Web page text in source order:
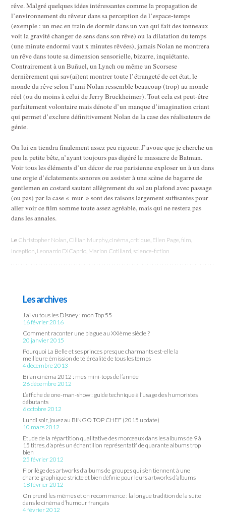
rêve. Malgré quelques idées intéressantes comme la propagation de
l’environnement du rêveur dans sa perception de l’espace-temps
(exemple : un mec en train de dormir dans un van qui fait des tonneaux
voit la gravité changer de sens dans son rêve) ou la dilatation du temps
(une minute endormi vaut x minutes rêvées), jamais Nolan ne montrera
un rêve dans toute sa dimension sensorielle, bizarre, inquiétante.
Contrairement à un Buñuel, un Lynch ou même un Scorsese
dernièrement qui sav(ai)ent montrer toute l’étrangeté de cet état, le
monde du rêve selon l’ami Nolan ressemble beaucoup (trop) au monde
réel (ou du moins à celui de Jerry Bruckheimer). Tout cela est peut-être
parfaitement volontaire mais dénote d’un manque d’imagination criant
qui permet d’exclure définitivement Nolan de la case des réalisateurs de
génie.
On lui en tiendra finalement assez peu rigueur. J’avoue que je cherche un
peu la petite bête, n’ayant toujours pas digéré le massacre de Batman.
Voir tous les éléments d’un décor de rue parisienne exploser un à un dans
une orgie d’éclatements sonores ou assister à une scène de bagarre de
gentlemen en costard sautant allègrement du sol au plafond avec passage
(ou pas) par la case « mur » sont des raisons largement suffisantes pour
aller voir ce film somme toute assez agréable, mais qui ne restera pas
dans les annales.
Le Christopher Nolan Cillian Murphy,cinéma ,critique Ellen Page film
Inception Leonardo DiCaprio Marion Cotillard science-fiction
Les archives
J’ai vu tous les Disney : mon Top 55
16 février 2016
Comment raconter une blague au XXIème siècle ?
20 janvier 2015
Pourquoi La Belle et ses princes presque charmants est-elle la
meilleure émission de téléréalité de tous les temps
4 décembre 2013
Bilan cinéma 2012 : mes mini-tops de l’année
26 décembre 2012
L’affiche de one-man-show : guide technique à l’usage des humoristes
débutants
6 octobre 2012
Lundi soir, jouez au BINGO TOP CHEF (2015 update)
10 mars 2012
Etude de la répartition qualitative des morceaux dans les albums de 9 à
15 titres, d’après un échantillon représentatif de quarante albums trop
bien
25 février 2012
Florilège des artworks d’albums de groupes qui s’en tiennent à une
charte graphique stricte et bien définie pour leurs artworks d’albums
18 février 2012
On prend les mêmes et on recommence : la longue tradition de la suite
dans le cinéma d’humour français
4 février 2012